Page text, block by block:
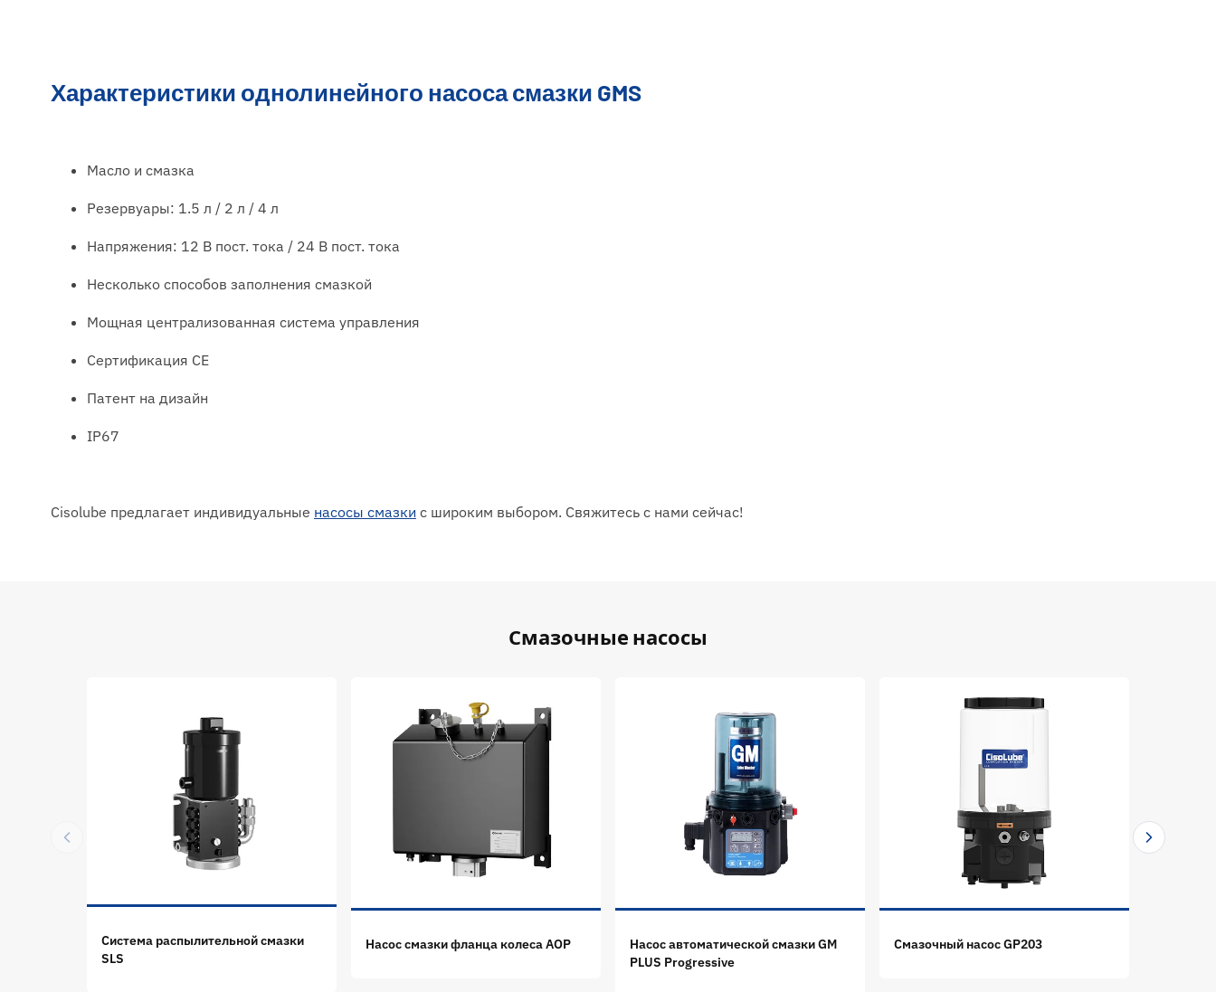
Характеристики однолинейного насоса смазки GMS
Масло и смазка
Резервуары: 1.5 л / 2 л / 4 л
Напряжения: 12 В пост. тока / 24 В пост. тока
Несколько способов заполнения смазкой
Мощная централизованная система управления
Сертификация CE
Патент на дизайн
IP67
Cisolube предлагает индивидуальные насосы смазки с широким выбором. Свяжитесь с нами сейчас!
Смазочные насосы
Система распылительной смазки
SLS
Насос смазки фланца колеса AOP
Насос автоматической смазки GM
PLUS Progressive
Смазочный насос GP203